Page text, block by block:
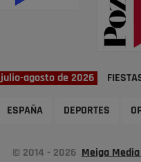
julio-agosto de 2026
ESPAÑA DEPORTES
© 2014 - 2026 Meiga Media